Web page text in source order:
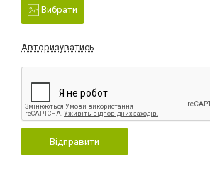
Вибрати
Авторизуватись
Відправити